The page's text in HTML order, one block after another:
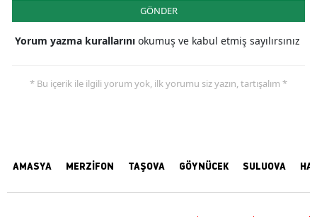
GÖNDER
Yorum yazma kurallarını okumuş ve kabul etmiş sayılırsınız
* Bu içerik ile ilgili yorum yok, ilk yorumu siz yazın, tartışalım *
AMASYA MERZİFON TAŞOVA GÖYNÜCEK SULUOVA